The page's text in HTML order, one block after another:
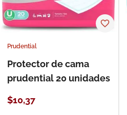
Prudential
Protector de cama
prudential 20 unidades
$10,37